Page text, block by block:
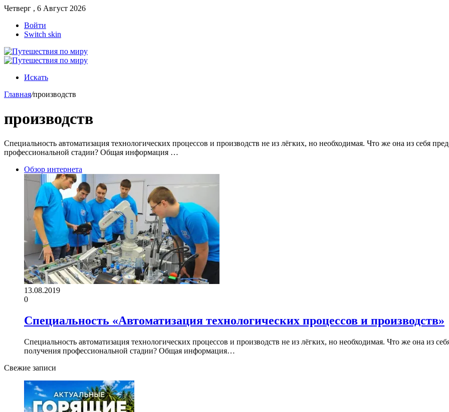
Четверг , 6 Август 2026
Войти
Switch skin
Искать
Главная/производств
производств
Специальность автоматизация технологических процессов и производств не из лёгких, но необходимая. Что же она из себя
профессиональной стадии? Общая информация …
Обзор интернета
13.08.2019
0
Специальность «Автоматизация технологических процессов и производств»
Специальность автоматизация технологических процессов и производств не из лёгких, но необходимая. Что же она из
получения профессиональной стадии? Общая информация…
Свежие записи